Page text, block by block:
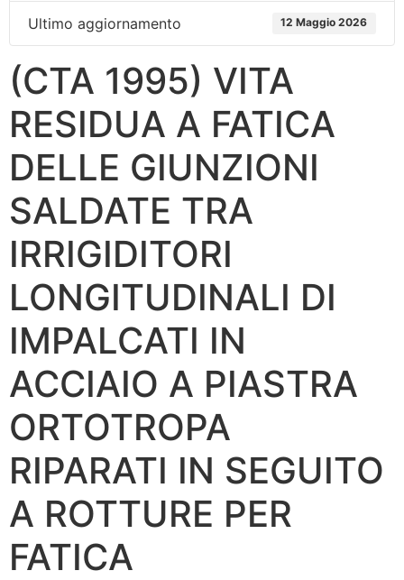
Ultimo aggiornamento 12 Maggio 2026
(CTA 1995) VITA
RESIDUA A FATICA
DELLE GIUNZIONI
SALDATE TRA
IRRIGIDITORI
LONGITUDINALI DI
IMPALCATI IN
ACCIAIO A PIASTRA
ORTOTROPA
RIPARATI IN SEGUITO
A ROTTURE PER
FATICA